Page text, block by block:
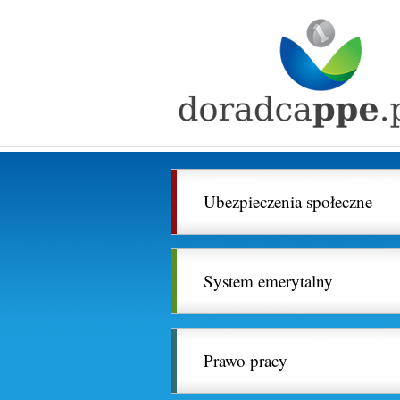
Ubezpieczenia społeczne
System emerytalny
Prawo pracy